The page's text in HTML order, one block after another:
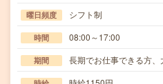
曜日頻度 シフト制
時間 08:00～17:00
期間 長期でお仕事できる方、